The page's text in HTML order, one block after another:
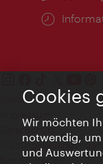
Kontakt
Datenschutz
Nutzungsbedingungen
Barrierefreiheit
Cookies
Wir möchten
notwendig,
und